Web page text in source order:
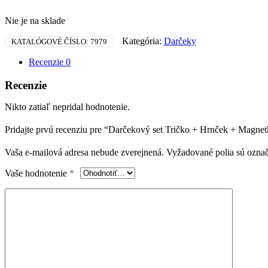
Nie je na sklade
KATALÓGOVÉ ČÍSLO: 7979 Kategória: Darčeky
Recenzie 0
Recenzie
Nikto zatiaľ nepridal hodnotenie.
Pridajte prvú recenziu pre “Darčekový set Tričko + Hrnček +
Vaša e-mailová adresa nebude zverejnená. Vyžadované polia sú
Vaše hodnotenie *